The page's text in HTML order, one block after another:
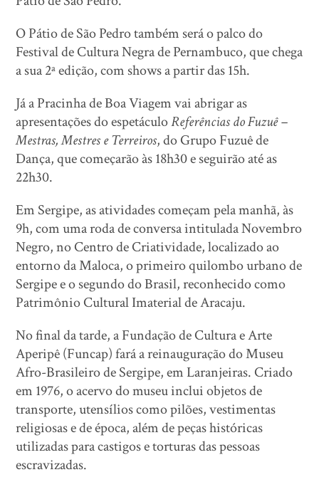
O Pátio de São Pedro também será o palco do
Festival de Cultura Negra de Pernambuco, que chega
a sua 2ª edição, com shows a partir das 15h.
Já a Pracinha de Boa Viagem vai abrigar as
apresentações do espetáculoReferências do Fuzuê –
Mestras, Mestres e Terreiros, do Grupo Fuzuê de
Dança, que começarão às 18h30 e seguirão até as
22h30.
Em Sergipe, as atividades começam pela manhã, às
9h, com uma roda de conversa intitulada Novembro
Negro, no Centro de Criatividade, localizado ao
entorno da Maloca, o primeiro quilombo urbano de
Sergipe e o segundo do Brasil, reconhecido como
Patrimônio Cultural Imaterial de Aracaju.
No final da tarde, a Fundação de Cultura e Arte
Aperipê (Funcap) fará a reinauguração do Museu
Afro-Brasileiro de Sergipe, em Laranjeiras. Criado
em 1976, o acervo do museu inclui objetos de
transporte, utensílios como pilões, vestimentas
religiosas e de época, além de peças históricas
utilizadas para castigos e torturas das pessoas
escravizadas.